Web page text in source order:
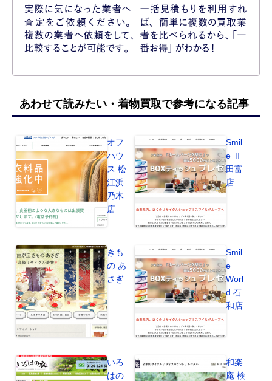
あわせて読みたい・着物買取で参考になる記事
オフ
ハウ
ス 松
江浜
乃木
店
Smil
e Ⅱ
田富
店
きも
の あ
さぎ
Smil
e
Worl
d 石
和店
いろ
はの
和楽
庵 検